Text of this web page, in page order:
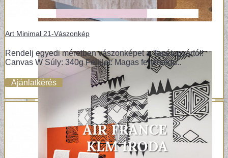
Art Minimal 21-Vászonkép
Rendelj egyedi méretben vászonképet a Tapétagyártól!
Canvas W Súly: 340g Felület: Magas fehérségű..
Ajánlatkérés